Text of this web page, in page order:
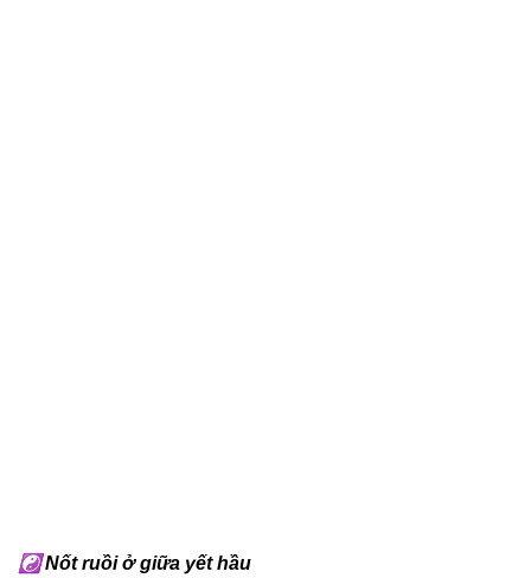
☯Nốt ruồi ở giữa yết hầu